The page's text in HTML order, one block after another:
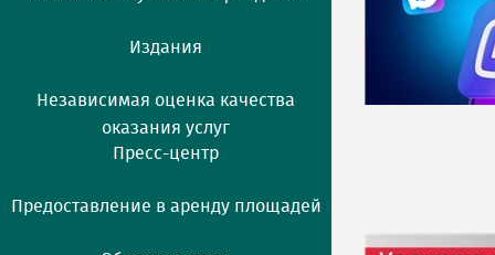
Издания
Независимая оценка качества
оказания услуг
Пресс-центр
Предоставление в аренду площадей